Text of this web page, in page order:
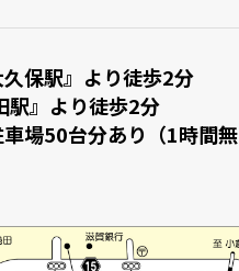
保駅』より徒歩2分
駅』より徒歩2分
場50台分あり（1時間無